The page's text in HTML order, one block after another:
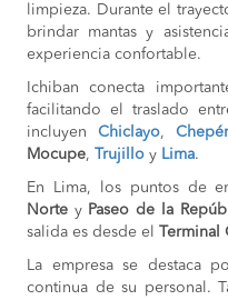
limpieza. Durante el
brindar mantas y
experiencia confortable.
Ichiban conecta
facilitando el traslado
incluyen Chiclayo,
Mocupe, Trujillo y Lima.
En Lima, los puntos de
Norte y Paseo de la
salida es desde el
La empresa se destaca
continua de su personal.